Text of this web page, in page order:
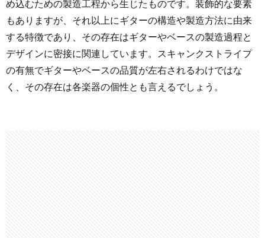
め込むための製造工程から生じたものです。装飾的な要素
もありますが、それ以上にギターの構造や製造方法に由来
する特徴であり、その存在はギターやベースの製造過程と
デザインに密接に関連しています。スキャンクストライプ
の有無でギターやベースの品質が左右されるわけではな
く、その存在は各楽器の個性とも言えるでしょう。